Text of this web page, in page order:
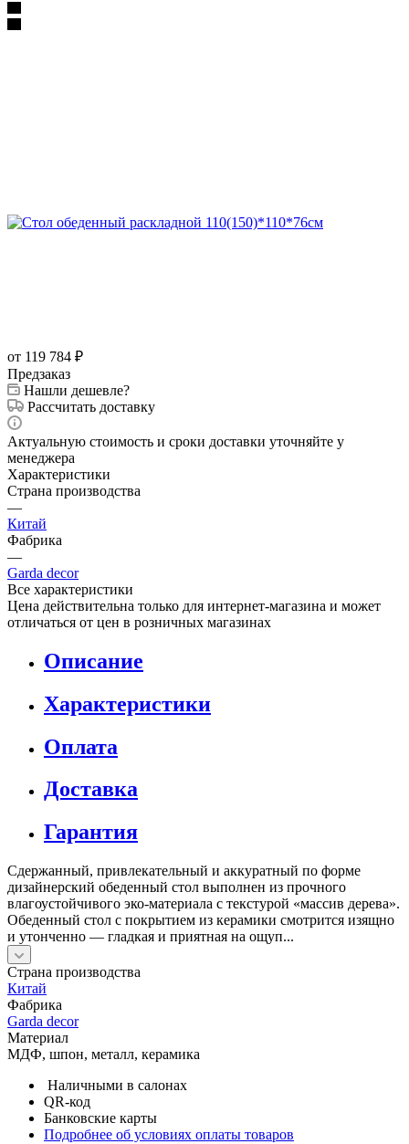
от 119 784 ₽
Предзаказ
Нашли дешевле?
Рассчитать доставку
Актуальную стоимость и сроки доставки уточняйте у
менеджера
Характеристики
Страна производства
—
Китай
Фабрика
—
Garda decor
Все характеристики
Цена действительна только для интернет-магазина и может
отличаться от цен в розничных магазинах
Описание
Характеристики
Оплата
Доставка
Гарантия
Сдержанный, привлекательный и аккуратный по форме
дизайнерский обеденный стол выполнен из прочного
влагоустойчивого эко-материала с текстурой «массив дерева».
Обеденный стол с покрытием из керамики смотрится изящно
и утонченно — гладкая и приятная на ощуп...
Страна производства
Китай
Фабрика
Garda decor
Материал
МДФ, шпон, металл, керамика
Наличными в салонах
QR-код
Банковские карты
Подробнее об условиях оплаты товаров